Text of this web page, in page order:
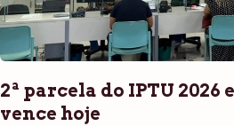
2ª parcela do IPTU 2026
vence hoje